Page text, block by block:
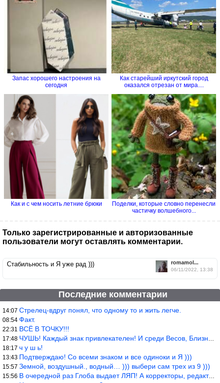
Запас хорошего настроения на
сегодня
Как старейший иркутский город
оказался отрезан от мира....
Как и с чем носить летние брюки
Поделки, которые словно перенесли
частичку волшебного...
Только зарегистрированные и авторизованные
пользователи могут оставлять комментарии.
romamol...
06/11/2022, 13:38
Стабильность и Я уже рад )))
Последние комментарии
14:07 Стрелец-вдруг понял, что одному то и жить легче.
08:54 Факт.
22:31 ВСЁ В ТОЧКУ!!!
17:48 ЧУШЬ! Каждый знак привлекателен! И среди Весов, Близнецов встреч
18:17 ч у ш ь!
13:43 Подтверждаю! Со всеми знаком и все одиноки и Я )))
15:57 Земной, воздушный., водный… ))) выбери сам трех из 9 )))
15:56 В очередной раз Глоба выдает ЛЯП! А корректоры, редакторы пропус